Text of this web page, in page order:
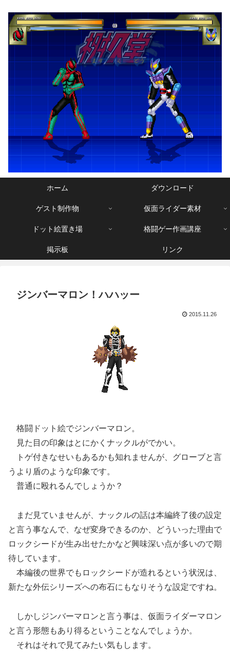
ホーム ダウンロード
ゲスト制作物 仮面ライダー素材
ドット絵置き場 格闘ゲー作画講座
掲示板 リンク
ジンバーマロン！ハハッー
2015.11.26
格闘ドット絵でジンバーマロン。
見た目の印象はとにかくナックルがでかい。
トゲ付きなせいもあるかも知れませんが、グローブと言
うより盾のような印象です。
普通に殴れるんでしょうか？
まだ見ていませんが、ナックルの話は本編終了後の設定
と言う事なんで、なぜ変身できるのか、どういった理由で
ロックシードが生み出せたかなど興味深い点が多いので期
待しています。
本編後の世界でもロックシードが造れるという状況は、
新たな外伝シリーズへの布石にもなりそうな設定ですね。
しかしジンバーマロンと言う事は、仮面ライダーマロン
と言う形態もあり得るということなんでしょうか。
それはそれで見てみたい気もします。